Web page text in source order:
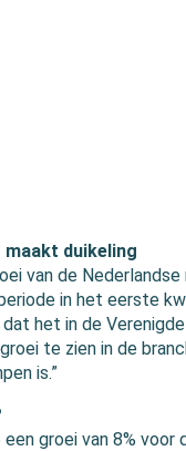
duikeling
van de
in het eerste
het in de
te zien in de
is.”
groei van 8%